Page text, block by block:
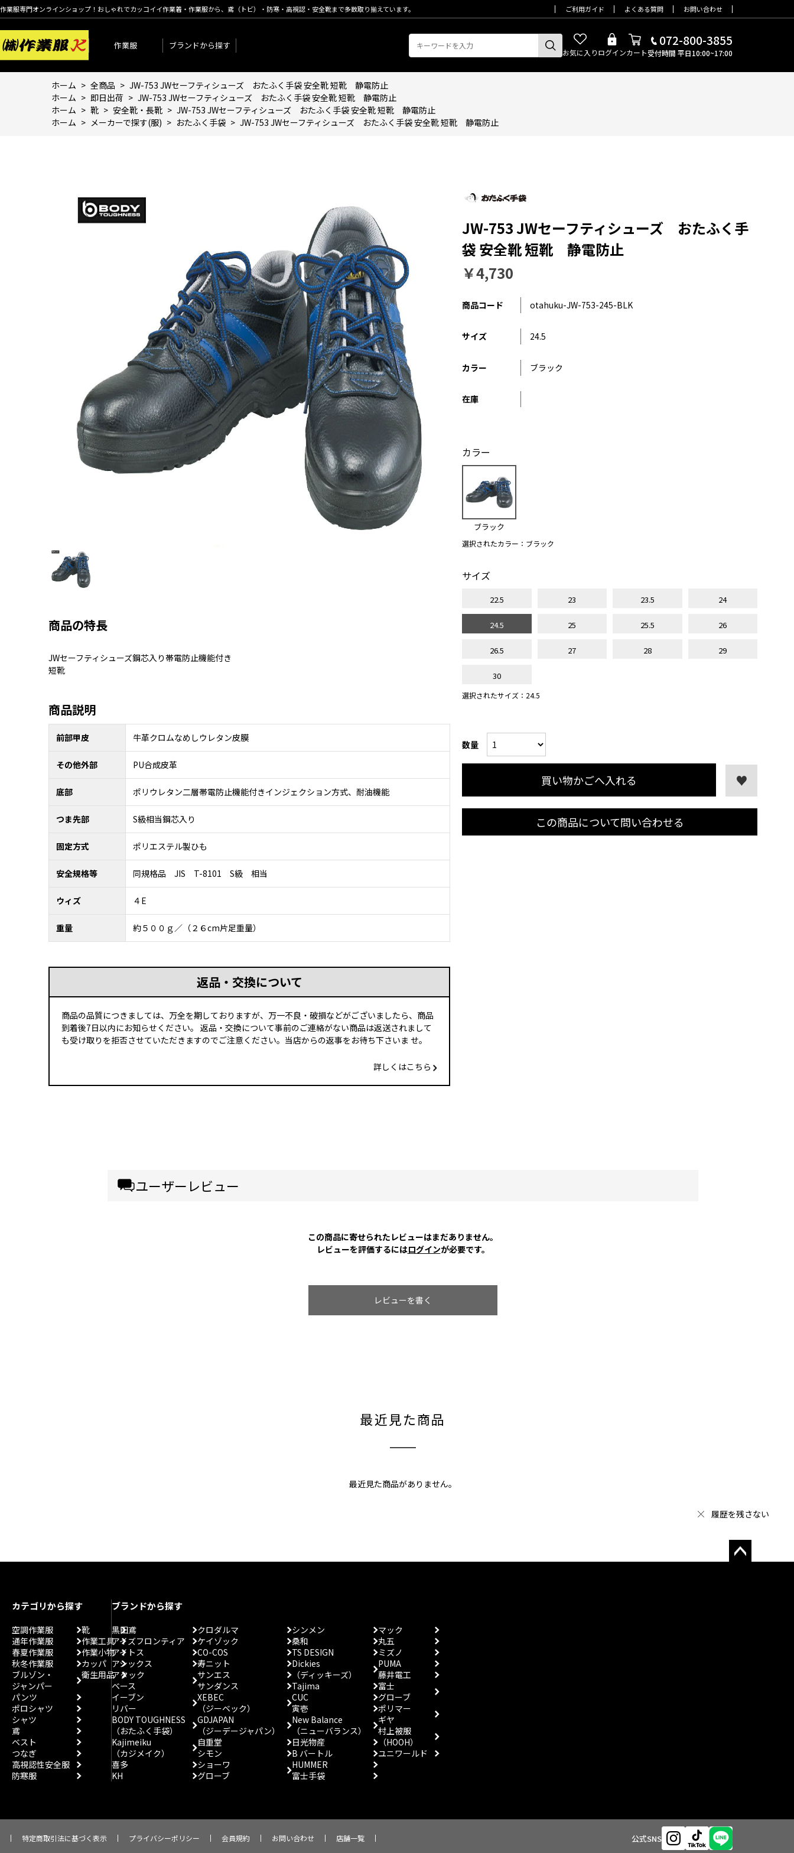
作業服専門オンラインショップ！おしゃれでカッコイイ作業着・作業服から、鳶（トビ）・防寒・高視認・安全靴まで多数取り揃えています。 ご利用ガイド よくある質問 お問い合わせ
作業服 ブランドから探す
お気に入りログインカート
072-800-3855
受付時間 平日10:00~17:00
ホーム > 全商品 > JW-753 JWセーフティシューズ おたふく手袋 安全靴 短靴 静電防止
ホーム > 即日出荷 > JW-753 JWセーフティシューズ おたふく手袋 安全靴 短靴 静電防止
ホーム > 靴 > 安全靴・長靴 > JW-753 JWセーフティシューズ おたふく手袋 安全靴 短靴 静電防止
ホーム > メーカーで探す(服) > おたふく手袋 > JW-753 JWセーフティシューズ おたふく手袋 安全靴 短靴 静電防止
商品の特長
JWセーフティシューズ鋼芯入り帯電防止機能付き
短靴
商品説明
前部甲皮 牛革クロムなめしウレタン皮膜
その他外部 PU合成皮革
底部 ポリウレタン二層帯電防止機能付きインジェクション方式、耐油機能
つま先部 S級相当鋼芯入り
固定方式 ポリエステル製ひも
安全規格等 同規格品 JIS T-8101 S級 相当
ウィズ ４E
重量 約５００ｇ／（２６cm片足重量）
返品・交換について
商品の品質につきましては、万全を期しておりますが、万一不良・破損などがございましたら、商品
到着後7日以内にお知らせください。 返品・交換について事前のご連絡がない商品は返送されまして
も受け取りを拒否させていただきますのでご注意ください。当店からの返事をお待ち下さいま せ。
詳しくはこちら
JW-753 JWセーフティシューズ おたふく手
袋 安全靴 短靴 静電防止
￥4,730
商品コード otahuku-JW-753-245-BLK
サイズ 24.5
カラー ブラック
在庫
カラー
ブラック
選択されたカラー：ブラック
サイズ
22.5 23 23.5 24
24.5 25 25.5 26
26.5 27 28 29
30
選択されたサイズ：24.5
数量
買い物かごへ入れる
この商品について問い合わせる
ユーザーレビュー
この商品に寄せられたレビューはまだありません。
レビューを評価するにはログインが必要です。
レビューを書く
最近見た商品
最近見た商品がありません。
履歴を残さない
カテゴリから探す
空調作業服
通年作業服
春夏作業服
秋冬作業服
ブルゾン・
ジャンパー
パンツ
ポロシャツ
シャツ
鳶
ベスト
つなぎ
高視認性安全服
防寒服
靴
作業工具
作業小物
カッパ
衛生用品
ブランドから探す
黒田鳶
アイズフロンティア
アイトス
アシックス
アタック
ベース
イーブン
リバー
BODY TOUGHNESS
（おたふく手袋）
Kajimeiku
（カジメイク）
喜多
KH
クロダルマ
ケイゾック
CO-COS
寿ニット
サンエス
サンダンス
XEBEC
（ジーベック）
GDJAPAN
（ジーデージャパン）
自重堂
シモン
ショーワ
グローブ
シンメン
桑和
TS DESIGN
Dickies
（ディッキーズ）
Tajima
CUC
寅壱
New Balance
（ニューバランス）
日光物産
B バートル
HUMMER
富士手袋
マック
丸五
ミズノ
PUMA
藤井電工
富士
グローブ
ポリマー
ギヤ
村上被服
（HOOH）
ユニワールド
特定商取引法に基づく表示 プライバシーポリシー 会員規約 お問い合わせ 店舗一覧 公式SNS